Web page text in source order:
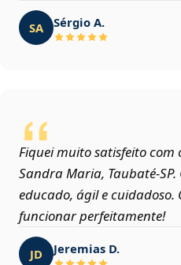
SA Sérgio A.
Fiquei muito satisfeito
Sandra Maria,
educado, ágil e
funcionar perfeitamente!
JD Jeremias D.